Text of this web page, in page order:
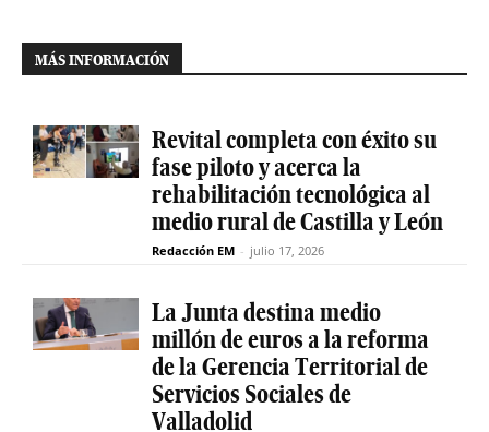
MÁS INFORMACIÓN
Revital completa con éxito su
fase piloto y acerca la
rehabilitación tecnológica al
medio rural de Castilla y León
Redacción EM - julio 17, 2026
La Junta destina medio
millón de euros a la reforma
de la Gerencia Territorial de
Servicios Sociales de
Valladolid